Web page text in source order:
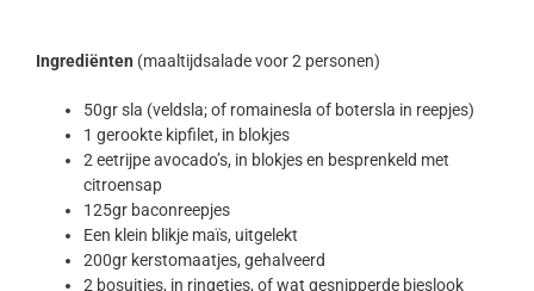
Ingrediënten (maaltijdsalade voor 2 personen)
50gr sla (veldsla; of romainesla of botersla in reepjes)
1 gerookte kipfilet, in blokjes
2 eetrijpe avocado’s, in blokjes en besprenkeld met
citroensap
125gr baconreepjes
Een klein blikje maïs, uitgelekt
200gr kerstomaatjes, gehalveerd
2 bosuitjes, in ringetjes, of wat gesnipperde bieslook